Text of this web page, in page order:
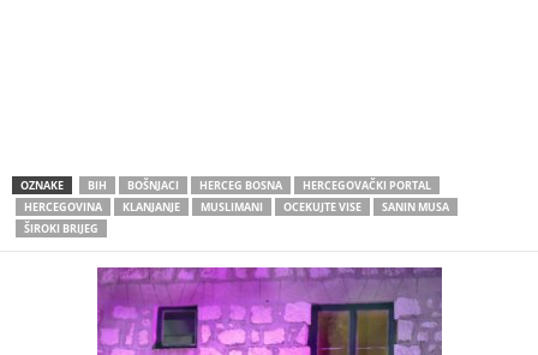
OZNAKE BIH BOŠNJACI HERCEG BOSNA
HERCEGOVAČKI PORTAL
HERCEGOVINA
KLANJANJE MUSLIMANI OCEKUJTE VISE
SANIN MUSA
ŠIROKI BRIJEG